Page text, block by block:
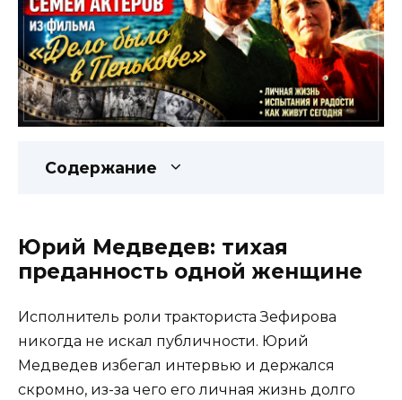
Содержание
Юрий Медведев: тихая
преданность одной женщине
Исполнитель роли тракториста Зефирова
никогда не искал публичности. Юрий
Медведев избегал интервью и держался
скромно, из-за чего его личная жизнь долго